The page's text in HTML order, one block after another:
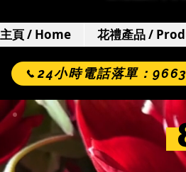
主頁 / Home 花禮產品 /
24小時電話落單：